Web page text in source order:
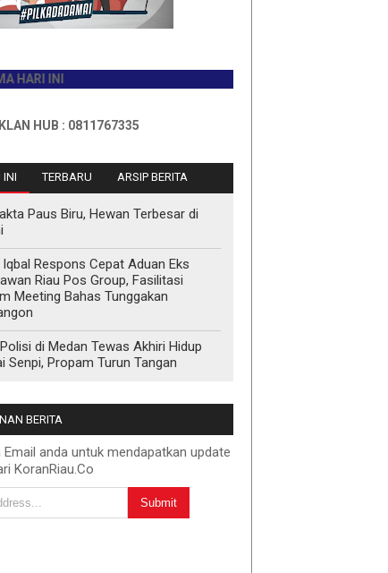
INI
: 0811767335
INI TERBARU ARSIP BERITA
Paus Biru, Hewan Terbesar di
Iqbal Respons Cepat Aduan Eks
Riau Pos Group, Fasilitasi
Meeting Bahas Tunggakan
di Medan Tewas Akhiri Hidup
Senpi, Propam Turun Tangan
BERITA
Email anda untuk mendapatkan update
KoranRiau.Co